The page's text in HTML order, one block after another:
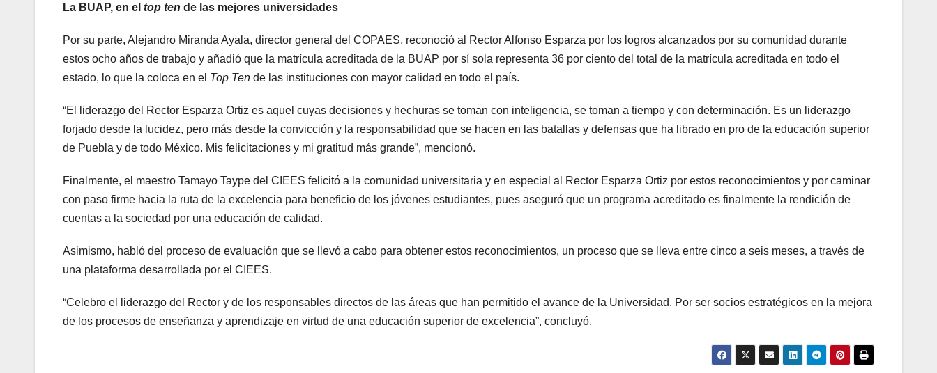
La BUAP, en el top ten de las mejores universidades
Por su parte, Alejandro Miranda Ayala, director general del COPAES, reconoció al Rector Alfonso Esparza por los logros alcanzados por su comunidad durante
estos ocho años de trabajo y añadió que la matrícula acreditada de la BUAP por sí sola representa 36 por ciento del total de la matrícula acreditada en todo el
estado, lo que la coloca en el Top Ten de las instituciones con mayor calidad en todo el país.
“El liderazgo del Rector Esparza Ortiz es aquel cuyas decisiones y hechuras se toman con inteligencia, se toman a tiempo y con determinación. Es un liderazgo
forjado desde la lucidez, pero más desde la convicción y la responsabilidad que se hacen en las batallas y defensas que ha librado en pro de la educación superior
de Puebla y de todo México. Mis felicitaciones y mi gratitud más grande”, mencionó.
Finalmente, el maestro Tamayo Taype del CIEES felicitó a la comunidad universitaria y en especial al Rector Esparza Ortiz por estos reconocimientos y por caminar
con paso firme hacia la ruta de la excelencia para beneficio de los jóvenes estudiantes, pues aseguró que un programa acreditado es finalmente la rendición de
cuentas a la sociedad por una educación de calidad.
Asimismo, habló del proceso de evaluación que se llevó a cabo para obtener estos reconocimientos, un proceso que se lleva entre cinco a seis meses, a través de
una plataforma desarrollada por el CIEES.
“Celebro el liderazgo del Rector y de los responsables directos de las áreas que han permitido el avance de la Universidad. Por ser socios estratégicos en la mejora
de los procesos de enseñanza y aprendizaje en virtud de una educación superior de excelencia”, concluyó.